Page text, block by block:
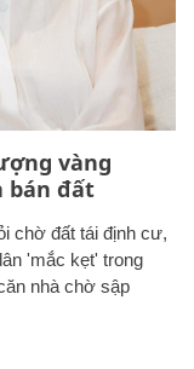
vàng
bán đất
chờ đất tái định cư,
'mắc kẹt' trong
nhà chờ sập